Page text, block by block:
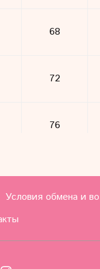
68
72
76
Условия обмена и